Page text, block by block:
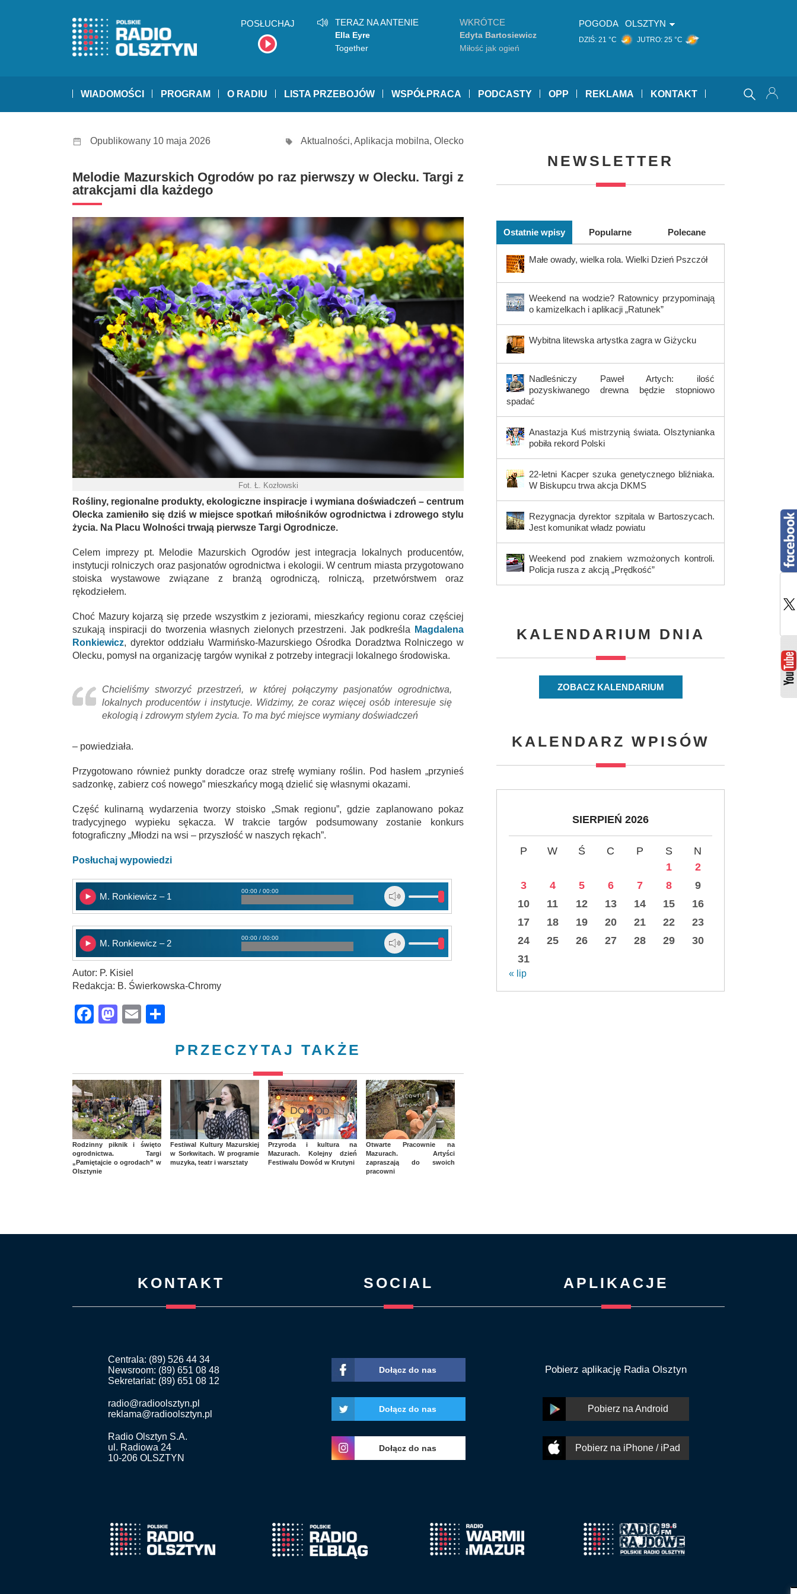
POSŁUCHAJ TERAZ NA ANTENIE
Ella Eyre
Together
WKRÓTCE
Edyta Bartosiewicz
Miłość jak ogień
POGODA OLSZTYN
DZIŚ: 21 °C JUTRO: 25 °C
WIADOMOŚCI PROGRAM O RADIU LISTA PRZEBOJÓW WSPÓŁPRACA PODCASTY OPP REKLAMA KONTAKT
Opublikowany 10 maja 2026 Aktualności, Aplikacja mobilna, Olecko
Melodie Mazurskich Ogrodów po raz pierwszy w Olecku. Targi z
atrakcjami dla każdego
Fot. Ł. Kozłowski
Rośliny, regionalne produkty, ekologiczne inspiracje i wymiana doświadczeń – centrum
Olecka zamieniło się dziś w miejsce spotkań miłośników ogrodnictwa i zdrowego stylu
życia. Na Placu Wolności trwają pierwsze Targi Ogrodnicze.
Celem imprezy pt. Melodie Mazurskich Ogrodów jest integracja lokalnych producentów,
instytucji rolniczych oraz pasjonatów ogrodnictwa i ekologii. W centrum miasta przygotowano
stoiska wystawowe związane z branżą ogrodniczą, rolniczą, przetwórstwem oraz
rękodziełem.
Choć Mazury kojarzą się przede wszystkim z jeziorami, mieszkańcy regionu coraz częściej
szukają inspiracji do tworzenia własnych zielonych przestrzeni. Jak podkreśla
Magdalena
Ronkiewicz, dyrektor oddziału Warmińsko-Mazurskiego Ośrodka Doradztwa Rolniczego w
Olecku, pomysł na organizację targów wynikał z potrzeby integracji lokalnego środowiska.
Chcieliśmy stworzyć przestrzeń, w której połączymy pasjonatów ogrodnictwa,
lokalnych producentów i instytucje. Widzimy, że coraz więcej osób interesuje się
ekologią i zdrowym stylem życia. To ma być miejsce wymiany doświadczeń
– powiedziała.
Przygotowano również punkty doradcze oraz strefę wymiany roślin. Pod hasłem „przynieś
sadzonkę, zabierz coś nowego” mieszkańcy mogą dzielić się własnymi okazami.
Część kulinarną wydarzenia tworzy stoisko „Smak regionu”, gdzie zaplanowano pokaz
tradycyjnego wypieku sękacza. W trakcie targów podsumowany zostanie konkurs
fotograficzny „Młodzi na wsi – przyszłość w naszych rękach”.
Posłuchaj wypowiedzi
M. Ronkiewicz – 1
00:00 / 00:00
M. Ronkiewicz – 2
00:00 / 00:00
Autor: P. Kisiel
Redakcja: B. Świerkowska-Chromy
Facebook
Mastodon
Email
PRZECZYTAJ TAKŻE
Rodzinny piknik i święto
ogrodnictwa. Targi
„Pamiętajcie o ogrodach” w
Olsztynie
Festiwal Kultury Mazurskiej
w Sorkwitach. W programie
muzyka, teatr i warsztaty
Przyroda i kultura na
Mazurach. Kolejny dzień
Festiwalu Dowód w Krutyni
Otwarte Pracownie na
Mazurach. Artyści
zapraszają do swoich
pracowni
NEWSLETTER
Ostatnie wpisy Popularne Polecane
Małe owady, wielka rola. Wielki Dzień Pszczół
Weekend na wodzie? Ratownicy przypominają
o kamizelkach i aplikacji „Ratunek”
Wybitna litewska artystka zagra w Giżycku
Nadleśniczy Paweł Artych: ilość
pozyskiwanego drewna będzie stopniowo
spadać
Anastazja Kuś mistrzynią świata. Olsztynianka
pobiła rekord Polski
22-letni Kacper szuka genetycznego bliźniaka.
W Biskupcu trwa akcja DKMS
Rezygnacja dyrektor szpitala w Bartoszycach.
Jest komunikat władz powiatu
Weekend pod znakiem wzmożonych kontroli.
Policja rusza z akcją „Prędkość”
KALENDARIUM DNIA
ZOBACZ KALENDARIUM
KALENDARZ WPISÓW
SIERPIEŃ 2026
P W Ś C P S
N
1
2
3
4 5 6 7 8
9
10
11 12 13 14 15
16
17
18 19 20 21 22
23
24
25 26 27 28 29
30
31
« lip
KONTAKT
Centrala: (89) 526 44 34
Newsroom: (89) 651 08 48
Sekretariat: (89) 651 08 12
radio@radioolsztyn.pl
reklama@radioolsztyn.pl
Radio Olsztyn S.A.
ul. Radiowa 24
10-206 OLSZTYN
SOCIAL
Dołącz do nas
Dołącz do nas
Dołącz do nas
APLIKACJE
Pobierz aplikację Radia Olsztyn
Pobierz na Android
Pobierz na iPhone / iPad